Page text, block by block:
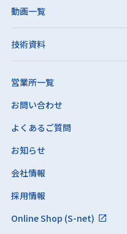
動画一覧
技術資料
営業所一覧
お問い合わせ
よくあるご質問
お知らせ
会社情報
採用情報
Online Shop (S-net)